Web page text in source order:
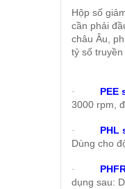
Hộp số
cần phải
châu Âu,
tỷ số
· PEE
3000 rpm,
· PHL
Dùng cho
·
dụng sau: